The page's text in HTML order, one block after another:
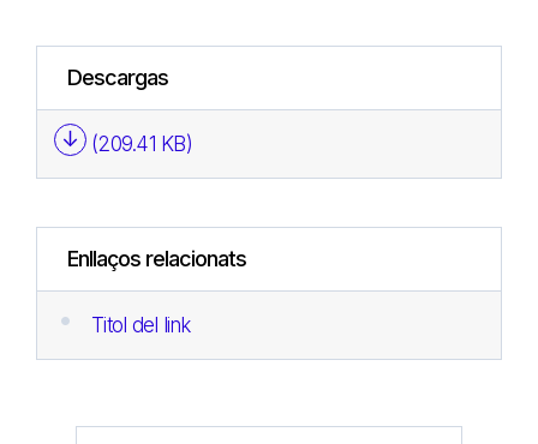
Descargas
(209.41 KB)
Enllaços relacionats
Titol del link